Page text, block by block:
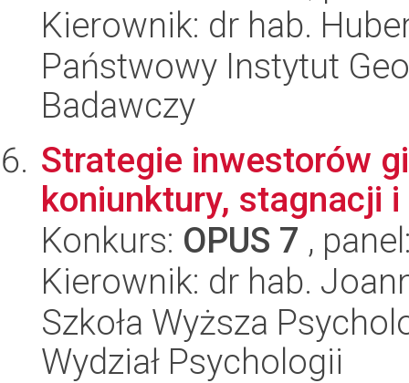
Kierownik: dr hab.
Państwowy Instytut
Badawczy
Strategie inwestorów
koniunktury, stagnacji
Konkurs: OPUS 7 ,
Kierownik: dr hab.
Szkoła Wyższa
Wydział Psychologii